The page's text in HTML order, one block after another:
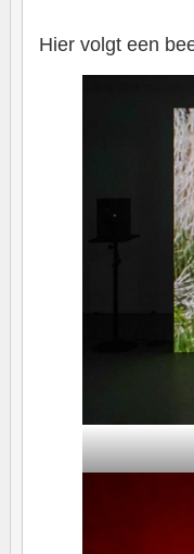
Hier volgt een